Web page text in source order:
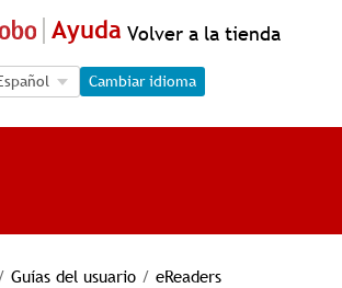
Ayuda Volver a la tienda
Selection
Selection
Cambiar idioma
Guías del usuario / eReaders